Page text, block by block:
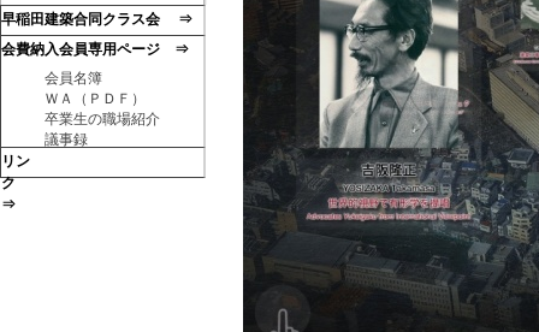
早稲田建築合同クラス会 ⇒
会費納入会員専用ページ ⇒
会員名簿
ＷＡ（ＰＤＦ）
卒業生の職場紹介
議事録
リン
ク
⇒